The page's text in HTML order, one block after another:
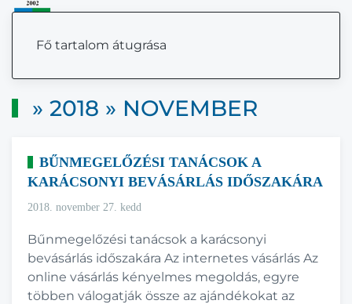
Fő tartalom átugrása
» 2018 » NOVEMBER
BŰNMEGELŐZÉSI TANÁCSOK A
KARÁCSONYI BEVÁSÁRLÁS IDŐSZAKÁRA
2018. november 27. kedd
Bűnmegelőzési tanácsok a karácsonyi
bevásárlás időszakára Az internetes vásárlás Az
online vásárlás kényelmes megoldás, egyre
többen válogatják össze az ajándékokat az